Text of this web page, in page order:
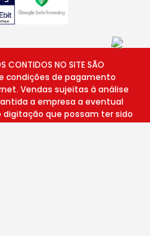
CONTIDOS NO SITE SÃO
e condições de pagamento
Vendas sujeitas à análise
a empresa a eventual
que possam ter sido
compra. DIAFER EIRELI |